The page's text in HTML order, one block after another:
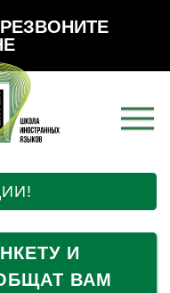
И
ВАМ